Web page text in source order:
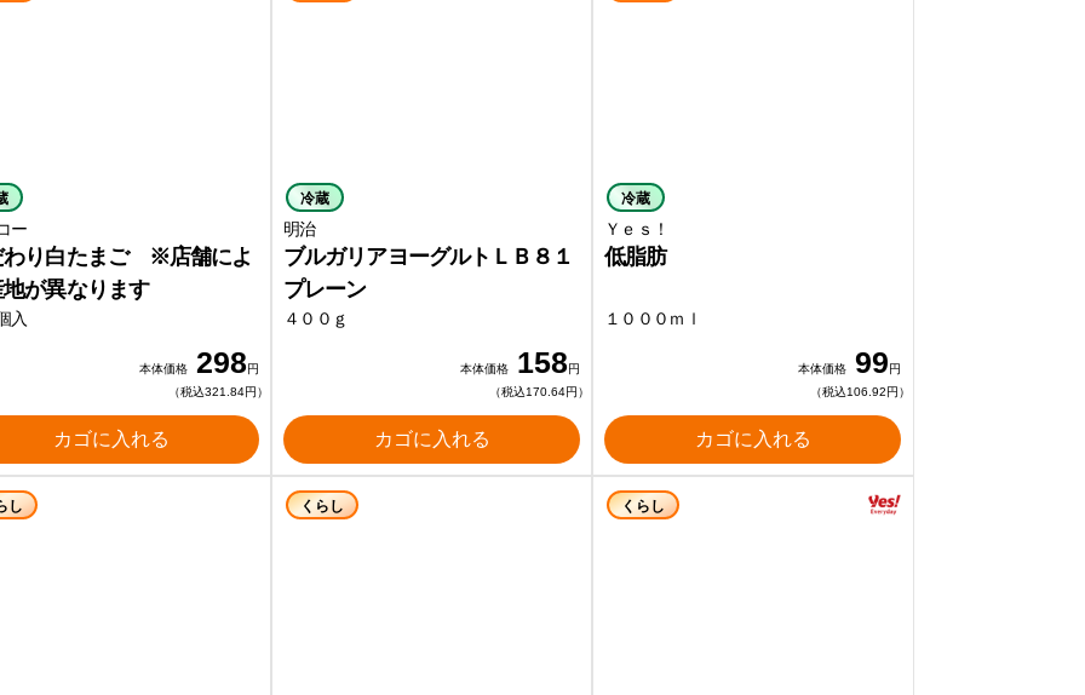
ー
わり白たまご ※店舗によ
が異なります
入
本体価格 298円
（税込321.84円）
カゴに入れる
冷蔵
明治
ブルガリアヨーグルトＬＢ８１
プレーン
４００ｇ
本体価格 158円
（税込170.64円）
カゴに入れる
冷蔵
Ｙｅｓ！
低脂肪
１０００ｍｌ
本体価格 99円
（税込106.92円）
カゴに入れる
し くらし くらし